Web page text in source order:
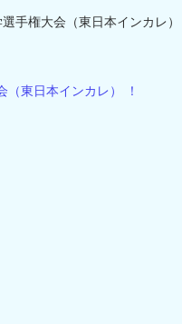
手権大会（東日本インカレ）